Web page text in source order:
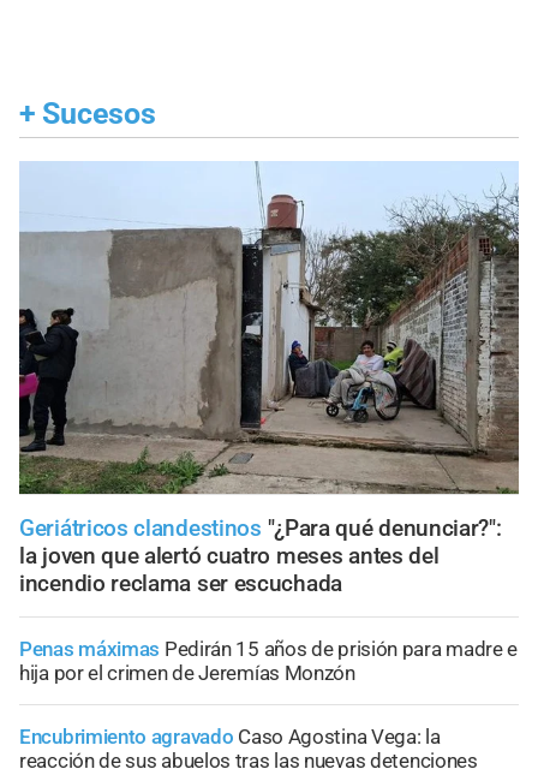
+ Sucesos
Geriátricos clandestinos "¿Para qué denunciar?":
la joven que alertó cuatro meses antes del
incendio reclama ser escuchada
Penas máximas Pedirán 15 años de prisión para madre e
hija por el crimen de Jeremías Monzón
Encubrimiento agravado Caso Agostina Vega: la
reacción de sus abuelos tras las nuevas detenciones